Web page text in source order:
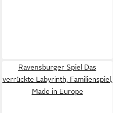
Ravensburger Spiel Das
verrückte Labyrinth, Familienspiel,
Made in Europe